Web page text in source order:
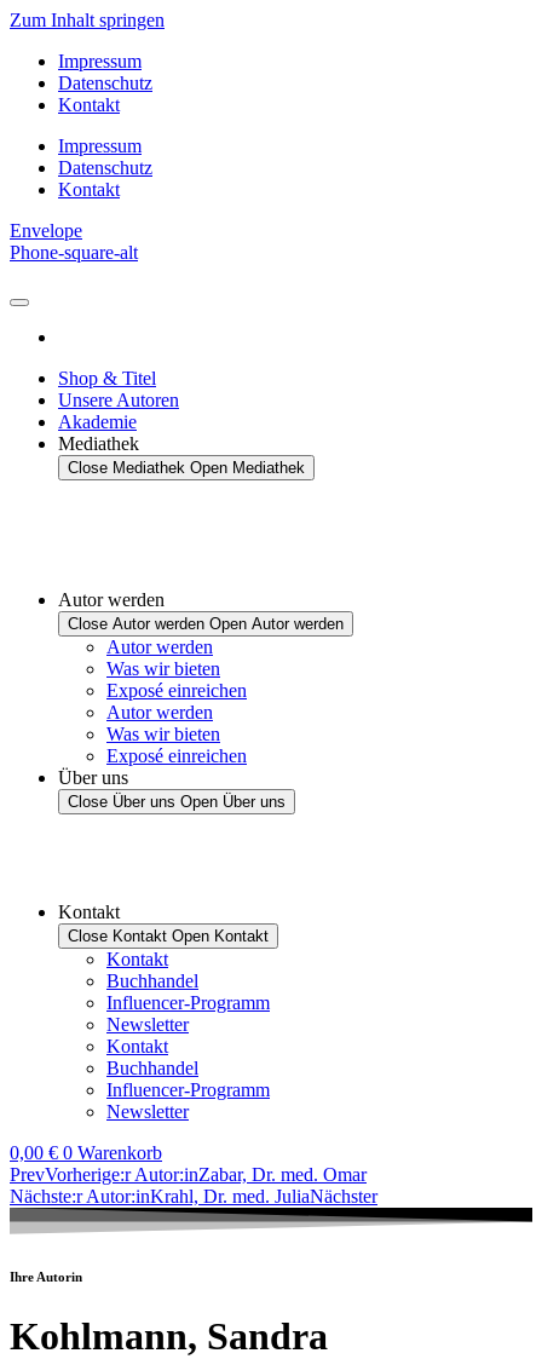
Zum Inhalt springen
Impressum
Datenschutz
Kontakt
Impressum
Datenschutz
Kontakt
Envelope
Phone-square-alt
Shop & Titel
Unsere Autoren
Akademie
Mediathek
Close Mediathek Open Mediathek
Autor werden
Close Autor werden Open Autor werden
Autor werden
Was wir bieten
Exposé einreichen
Autor werden
Was wir bieten
Exposé einreichen
Über uns
Close Über uns Open Über uns
Kontakt
Close Kontakt Open Kontakt
Kontakt
Buchhandel
Influencer-Programm
Newsletter
Kontakt
Buchhandel
Influencer-Programm
Newsletter
0,00 € 0 Warenkorb
PrevVorherige:r Autor:inZabar, Dr. med. Omar
Nächste:r Autor:inKrahl, Dr. med. JuliaNächster
Ihre Autorin
Kohlmann, Sandra